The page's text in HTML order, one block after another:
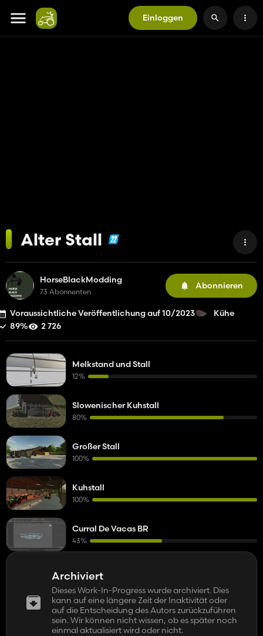
Einloggen
Alter Stall
HorseBlackModding
73 Abonnenten
Abonnieren
Voraussichtliche Veröffentlichung auf 10/2023
Kühe
89%
2 726
Archiviert
Dieses Work-In-Progress wurde archiviert. Dies
kann auf eine längere Zeit der Inaktivität oder
auf die Entscheidung des Autors zurückzuführen
sein. Wir können nicht wissen, ob es später noch
einmal aktualisiert wird oder nicht.
Melkstand und Stall
12%
Slowenischer Kuhstall
80%
Großer Stall
100%
Kuhstall
100%
Curral De Vacas BR
43%